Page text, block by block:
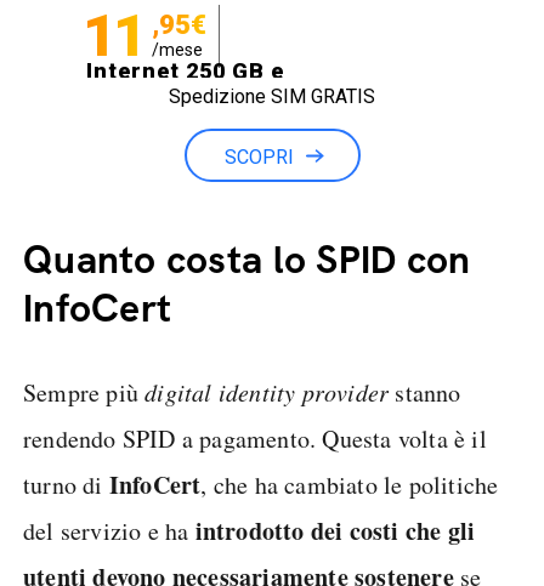
11 ,95€
/mese
Internet 250 GB e
Minuti illimitati
Spedizione SIM GRATIS
SCOPRI
Quanto costa lo SPID con
InfoCert
Sempre piùdigital identity provider stanno
rendendo SPID a pagamento. Questa volta è il
turno di InfoCert, che ha cambiato le politiche
del servizio e ha introdotto dei costi che gli
utenti devono necessariamente sostenerese